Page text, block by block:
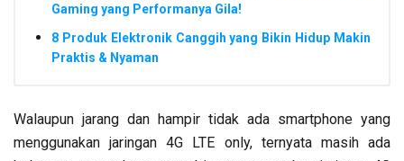
Gaming yang Performanya Gila!
8 Produk Elektronik Canggih yang Bikin Hidup Makin
Praktis & Nyaman
Walaupun jarang dan hampir tidak ada smartphone yang
menggunakan jaringan 4G LTE only, ternyata masih ada